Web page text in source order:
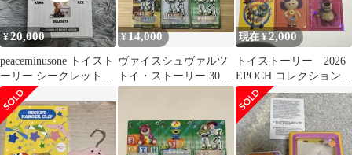
¥20,000
peaceminusone トイスト
ーリー シークレット
Secret
¥14,000
ヴァイスシュヴァルツ
トイ・ストーリー 30周
年記念カード 6枚セッ
現在 ¥2,000
トイストーリー 2026
EPOCH コレクションカ
ード